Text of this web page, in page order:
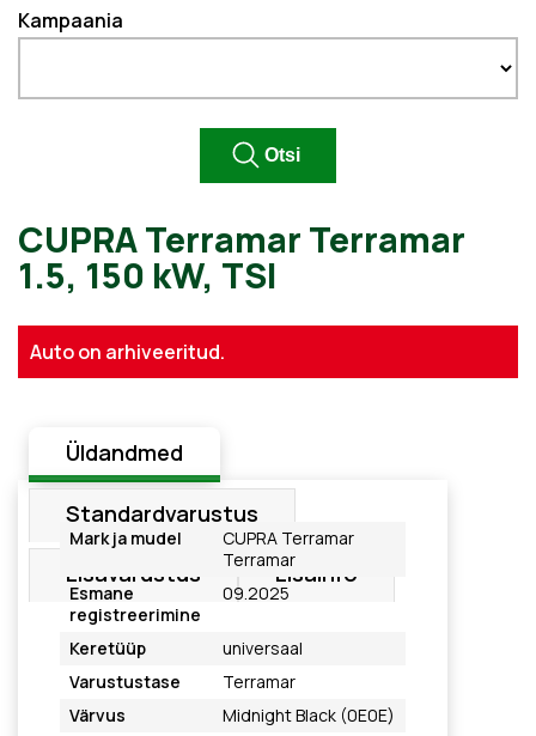
Kampaania
CUPRA Terramar Terramar
Auto on arhiveeritud.
Üldandmed
Standardvarustus
Lisavarustus Lisainfo
Mark ja mudel
CUPRA Terramar
Terramar
Esmane
registreerimine
09.2025
Keretüüp
universaal
Varustustase
Terramar
Värvus
Midnight Black (0E0E)